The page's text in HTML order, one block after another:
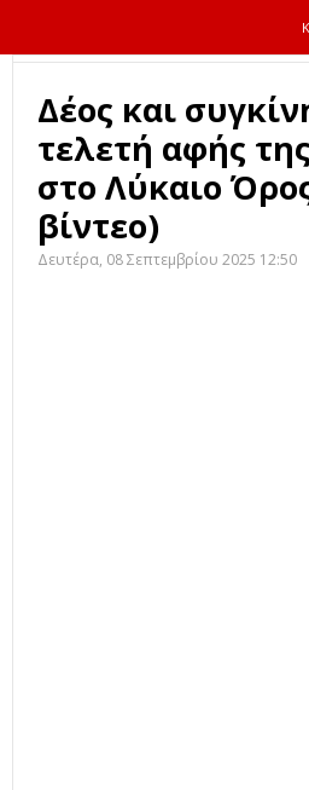
Δέος και
τελετή αφής
στο Λύκαιο
βίντεο)
Δευτέρα, 08 Σεπτεμβρίου 2025 12:50